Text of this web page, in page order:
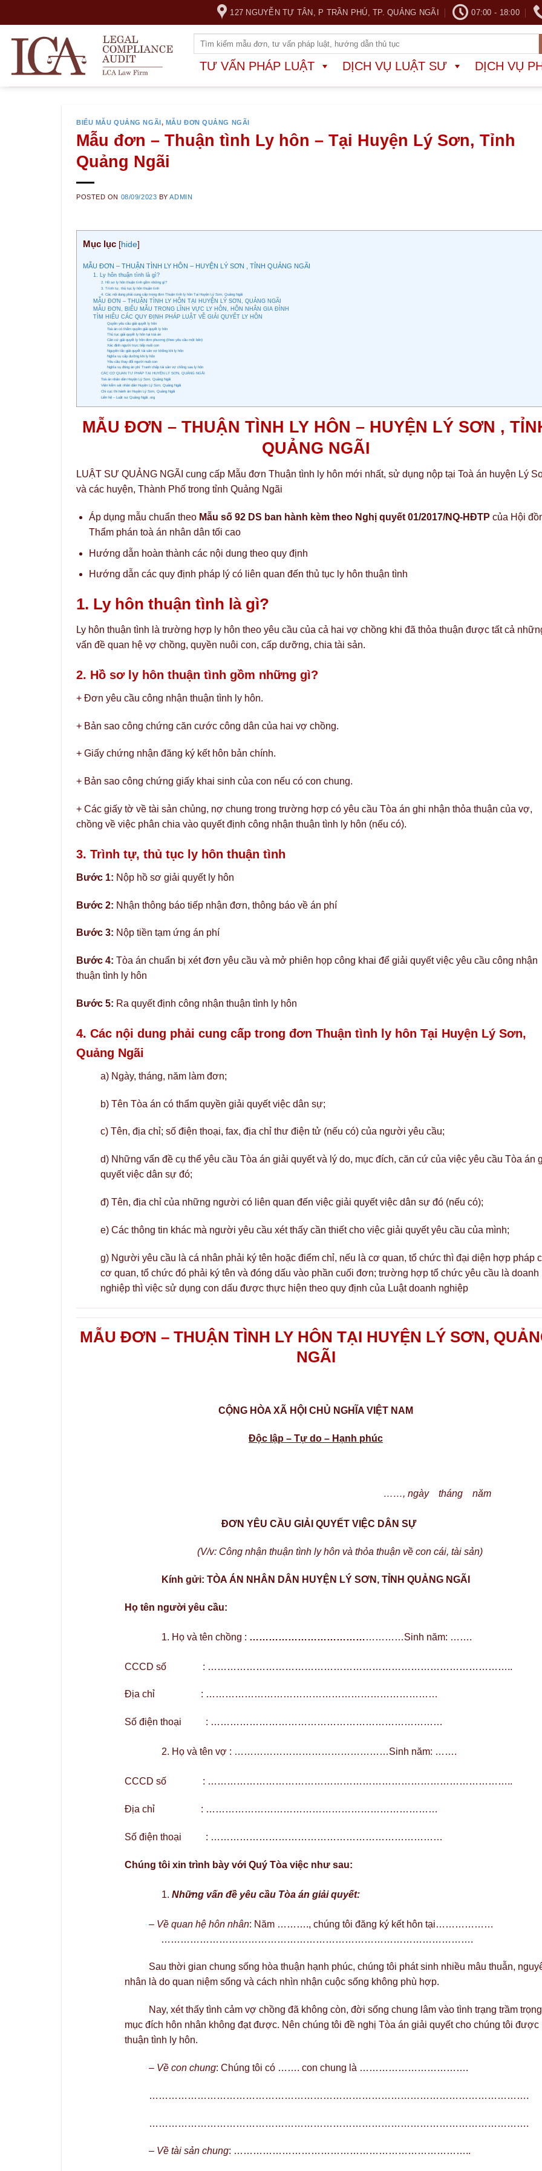
content
127 NGUYỄN TỰ TÂN, P TRẦN PHÚ, TP. QUẢNG NGÃI 07:00 - 18:00
TƯ VẤN PHÁP LUẬT DỊCH VỤ LUẬT SƯ DỊCH VỤ
BIỂU MẪU QUẢNG NGÃI, MẪU ĐƠN QUẢNG NGÃI
Mẫu đơn – Thuận tình Ly hôn – Tại Huyện Lý Sơn, Tỉnh
Quảng Ngãi
POSTED ON 08/09/2023 BYADMIN
Mục lục [hide]
MẪU ĐƠN – THUẬN TÌNH LY HÔN – HUYỆN LÝ SƠN , TỈNH QUẢNG NGÃI
1. Ly hôn thuận tình là gì?
2. Hồ sơ ly hôn thuận tình gồm những gì?
3. Trình tự, thủ tục ly hôn thuận tình
4. Các nội dung phải cung cấp trong đơn Thuận tình ly hôn Tại Huyện Lý Sơn, Quảng Ngãi
MẪU ĐƠN – THUẬN TÌNH LY HÔN TẠI HUYỆN LÝ SƠN, QUẢNG NGÃI
MẪU ĐƠN, BIỂU MẪU TRONG LĨNH VỰC LY HÔN, HÔN NHÂN GIA ĐÌNH
TÌM HIỂU CÁC QUY ĐỊNH PHÁP LUẬT VỀ GIẢI QUYẾT LY HÔN
Quyền yêu cầu giải quyết ly hôn
Toà án có thẩm quyền giải quyết ly hôn
Thủ tục giải quyết ly hôn tại toà án
Căn cứ giải quyết ly hôn đơn phương (theo yêu cầu một bên)
Xác định người trực tiếp nuôi con
Nguyên tắc giải quyết tài sản vợ khồng khi ly hôn
Nghĩa vụ cấp dưỡng khi ly hôn
Yêu cầu thay đổi người nuôi con
Nghĩa vụ đóng án phí Tranh chấp tài sản vợ chồng sau ly hôn
CÁC CƠ QUAN TƯ PHÁP TẠI HUYỆN LÝ SƠN, QUẢNG NGÃI
Toà án nhân dân Huyện Lý Sơn, Quảng Ngãi
Viện kểm sát nhân dân Huyện Lý Sơn, Quảng Ngãi
Chi cục thi hành án Huyện Lý Sơn, Quảng Ngãi
Liên hệ – Luật sư Quảng Ngãi .org
MẪU ĐƠN – THUẬN TÌNH LY HÔN – HUYỆN LÝ SƠN ,
QUẢNG NGÃI
LUẬT SƯ QUẢNG NGÃI cung cấp Mẫu đơn Thuận tình ly hôn mới nhất, sử dụng nộp tại Toà án huyện Lý
và các huyện, Thành Phố trong tỉnh Quảng Ngãi
Áp dụng mẫu chuẩn theo Mẫu số 92 DS ban hành kèm theo Nghị quyết 01/2017/NQ-HĐTP của Hội
Thẩm phán toà án nhân dân tối cao
Hướng dẫn hoàn thành các nội dung theo quy định
Hướng dẫn các quy định pháp lý có liên quan đến thủ tục ly hôn thuận tình
1. Ly hôn thuận tình là gì?
Ly hôn thuận tình là trường hợp ly hôn theo yêu cầu của cả hai vợ chồng khi đã thỏa thuận được tất cả
vấn đề quan hệ vợ chồng, quyền nuôi con, cấp dưỡng, chia tài sản.
2. Hồ sơ ly hôn thuận tình gồm những gì?
+ Đơn yêu cầu công nhận thuận tình ly hôn.
+ Bản sao công chứng căn cước công dân của hai vợ chồng.
+ Giấy chứng nhận đăng ký kết hôn bản chính.
+ Bản sao công chứng giấy khai sinh của con nếu có con chung.
+ Các giấy tờ về tài sản chủng, nợ chung trong trường hợp có yêu cầu Tòa án ghi nhận thỏa thuận của vợ,
chồng về việc phân chia vào quyết định công nhận thuận tình ly hôn (nếu có).
3. Trình tự, thủ tục ly hôn thuận tình
Bước 1: Nộp hồ sơ giải quyết ly hôn
Bước 2: Nhận thông báo tiếp nhận đơn, thông báo về án phí
Bước 3: Nộp tiền tạm ứng án phí
Bước 4: Tòa án chuẩn bị xét đơn yêu cầu và mở phiên họp công khai để giải quyết việc yêu cầu công nhận
thuận tình ly hôn
Bước 5: Ra quyết định công nhận thuận tình ly hôn
4. Các nội dung phải cung cấp trong đơn Thuận tình ly hôn Tại Huyện Lý Sơn,
Quảng Ngãi
a) Ngày, tháng, năm làm đơn;
b) Tên Tòa án có thẩm quyền giải quyết việc dân sự;
c) Tên, địa chỉ; số điện thoại, fax, địa chỉ thư điện tử (nếu có) của người yêu cầu;
d) Những vấn đề cụ thể yêu cầu Tòa án giải quyết và lý do, mục đích, căn cứ của việc yêu cầu Tòa án
quyết việc dân sự đó;
đ) Tên, địa chỉ của những người có liên quan đến việc giải quyết việc dân sự đó (nếu có);
e) Các thông tin khác mà người yêu cầu xét thấy cần thiết cho việc giải quyết yêu cầu của mình;
g) Người yêu cầu là cá nhân phải ký tên hoặc điểm chỉ, nếu là cơ quan, tổ chức thì đại diện hợp pháp
cơ quan, tổ chức đó phải ký tên và đóng dấu vào phần cuối đơn; trường hợp tổ chức yêu cầu là doanh
nghiệp thì việc sử dụng con dấu được thực hiện theo quy định của Luật doanh nghiệp
MẪU ĐƠN – THUẬN TÌNH LY HÔN TẠI HUYỆN LÝ SƠN,
NGÃI
CỘNG HÒA XÃ HỘI CHỦ NGHĨA VIỆT NAM
Độc lập – Tự do – Hạnh phúc
……, ngày tháng năm
ĐƠN YÊU CẦU GIẢI QUYẾT VIỆC DÂN SỰ
(V/v: Công nhận thuận tình ly hôn và thỏa thuận về con cái, tài sản)
Kính gửi: TÒA ÁN NHÂN DÂN HUYỆN LÝ SƠN, TỈNH QUẢNG NGÃI
Họ tên người yêu cầu:
Họ và tên chồng : …………………………………………Sinh năm: …….
CCCD số : …………………………………………………………………………………..
Địa chỉ : ………………………………………………………………
Số điện thoại : ………………………………………………………………
Họ và tên vợ : …………………………………………Sinh năm: …….
CCCD số : …………………………………………………………………………………..
Địa chỉ : ………………………………………………………………
Số điện thoại : ………………………………………………………………
Chúng tôi xin trình bày với Quý Tòa việc như sau:
Những vấn đề yêu cầu Tòa án giải quyết:
– Về quan hệ hôn nhân: Năm ………., chúng tôi đăng ký kết hôn
…………………………………………………………………………………….
Sau thời gian chung sống hòa thuận hạnh phúc, chúng tôi phát sinh nhiều mâu thuẫn,
nhân là do quan niệm sống và cách nhìn nhận cuộc sống không phù hợp.
Nay, xét thấy tình cảm vợ chồng đã không còn, đời sống chung lâm vào tình trạng trầm
mục đích hôn nhân không đạt được. Nên chúng tôi đề nghị Tòa án giải quyết cho chúng tôi được
thuận tình ly hôn.
– Về con chung: Chúng tôi có ……. con chung là …………………………….
……………………………………………………………………………………………………….
……………………………………………………………………………………………………….
– Về tài sản chung: ………………………………………………………………..